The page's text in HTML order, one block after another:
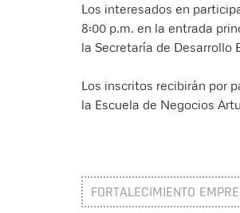
Los interesados en
8:00 p.m. en la entrada
la Secretaría de Desarrollo
Los inscritos recibirán por
la Escuela de Negocios
FORTALECIMIENTO